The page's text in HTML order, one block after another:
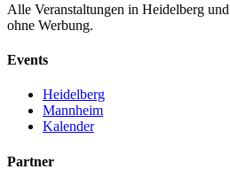
Alle Veranstaltungen in Heidelberg
ohne Werbung.
Events
Heidelberg
Mannheim
Kalender
Partner